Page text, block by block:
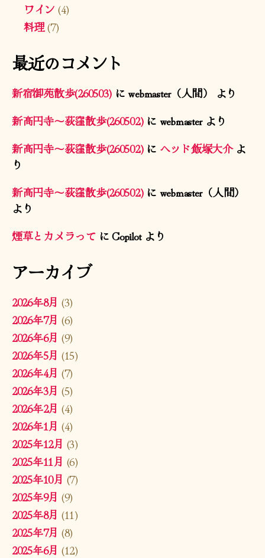
ワイン (4)
料理(7)
最近のコメント
新宿御苑散歩(260503) にwebmaster（人間）
より
新高円寺〜荻窪散歩(260502)に webmasterより
新高円寺〜荻窪散歩(260502)に ヘッド飯塚大介よ
り
新高円寺〜荻窪散歩(260502)に webmaster（人間）
より
煙草とカメラってにCopilotより
アーカイブ
2026年8月 (3)
2026年7月 (6)
2026年6月 (9)
2026年5月 (15)
2026年4月 (7)
2026年3月 (5)
2026年2月 (4)
2026年1月 (4)
2025年12月 (3)
2025年11月 (6)
2025年10月 (7)
2025年9月 (9)
2025年8月 (11)
2025年7月 (8)
2025年6月 (12)